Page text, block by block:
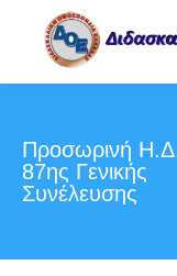
Προσωρινή
87ης Γενικής
Συνέλευσης